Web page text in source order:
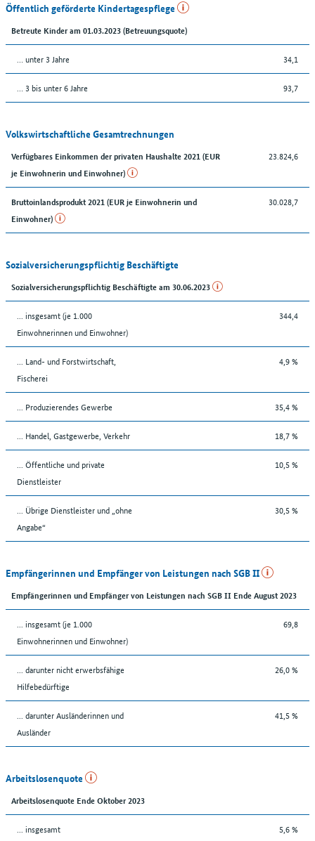
Öffentlich geförderte Kindertagespflege
Betreute Kinder am 01.03.2023 (Betreuungsquote)
… unter 3 Jahre 34,1
… 3 bis unter 6 Jahre 93,7
Volkswirtschaftliche Gesamtrechnungen
Verfügbares Einkommen der privaten Haushalte 2021 (EUR
je Einwohnerin und Einwohner)
23.824,6
Bruttoinlandsprodukt 2021 (EUR je Einwohnerin und
Einwohner)
30.028,7
Sozialversicherungspflichtig Beschäftigte
Sozialversicherungspflichtig Beschäftigte am 30.06.2023
... insgesamt (je 1.000
Einwohnerinnen und Einwohner)
344,4
... Land- und Forstwirtschaft,
Fischerei
4,9 %
... Produzierendes Gewerbe 35,4 %
... Handel, Gastgewerbe, Verkehr 18,7 %
... Öffentliche und private
Dienstleister
10,5 %
... Übrige Dienstleister und „ohne
Angabe“
30,5 %
Empfängerinnen und Empfänger von Leistungen nach SGB II
Empfängerinnen und Empfänger von Leistungen nach SGB II Ende August 2023
... insgesamt (je 1.000
Einwohnerinnen und Einwohner)
69,8
... darunter nicht erwerbsfähige
Hilfebedürftige
26,0 %
... darunter Ausländerinnen und
Ausländer
41,5 %
Arbeitslosenquote
Arbeitslosenquote Ende Oktober 2023
... insgesamt 5,6 %